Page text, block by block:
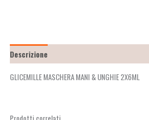
Descrizione
GLICEMILLE MASCHERA MANI & UNGHIE 2X6ML